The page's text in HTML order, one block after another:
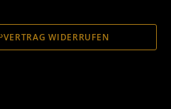
VERTRAG WIDERRUFEN